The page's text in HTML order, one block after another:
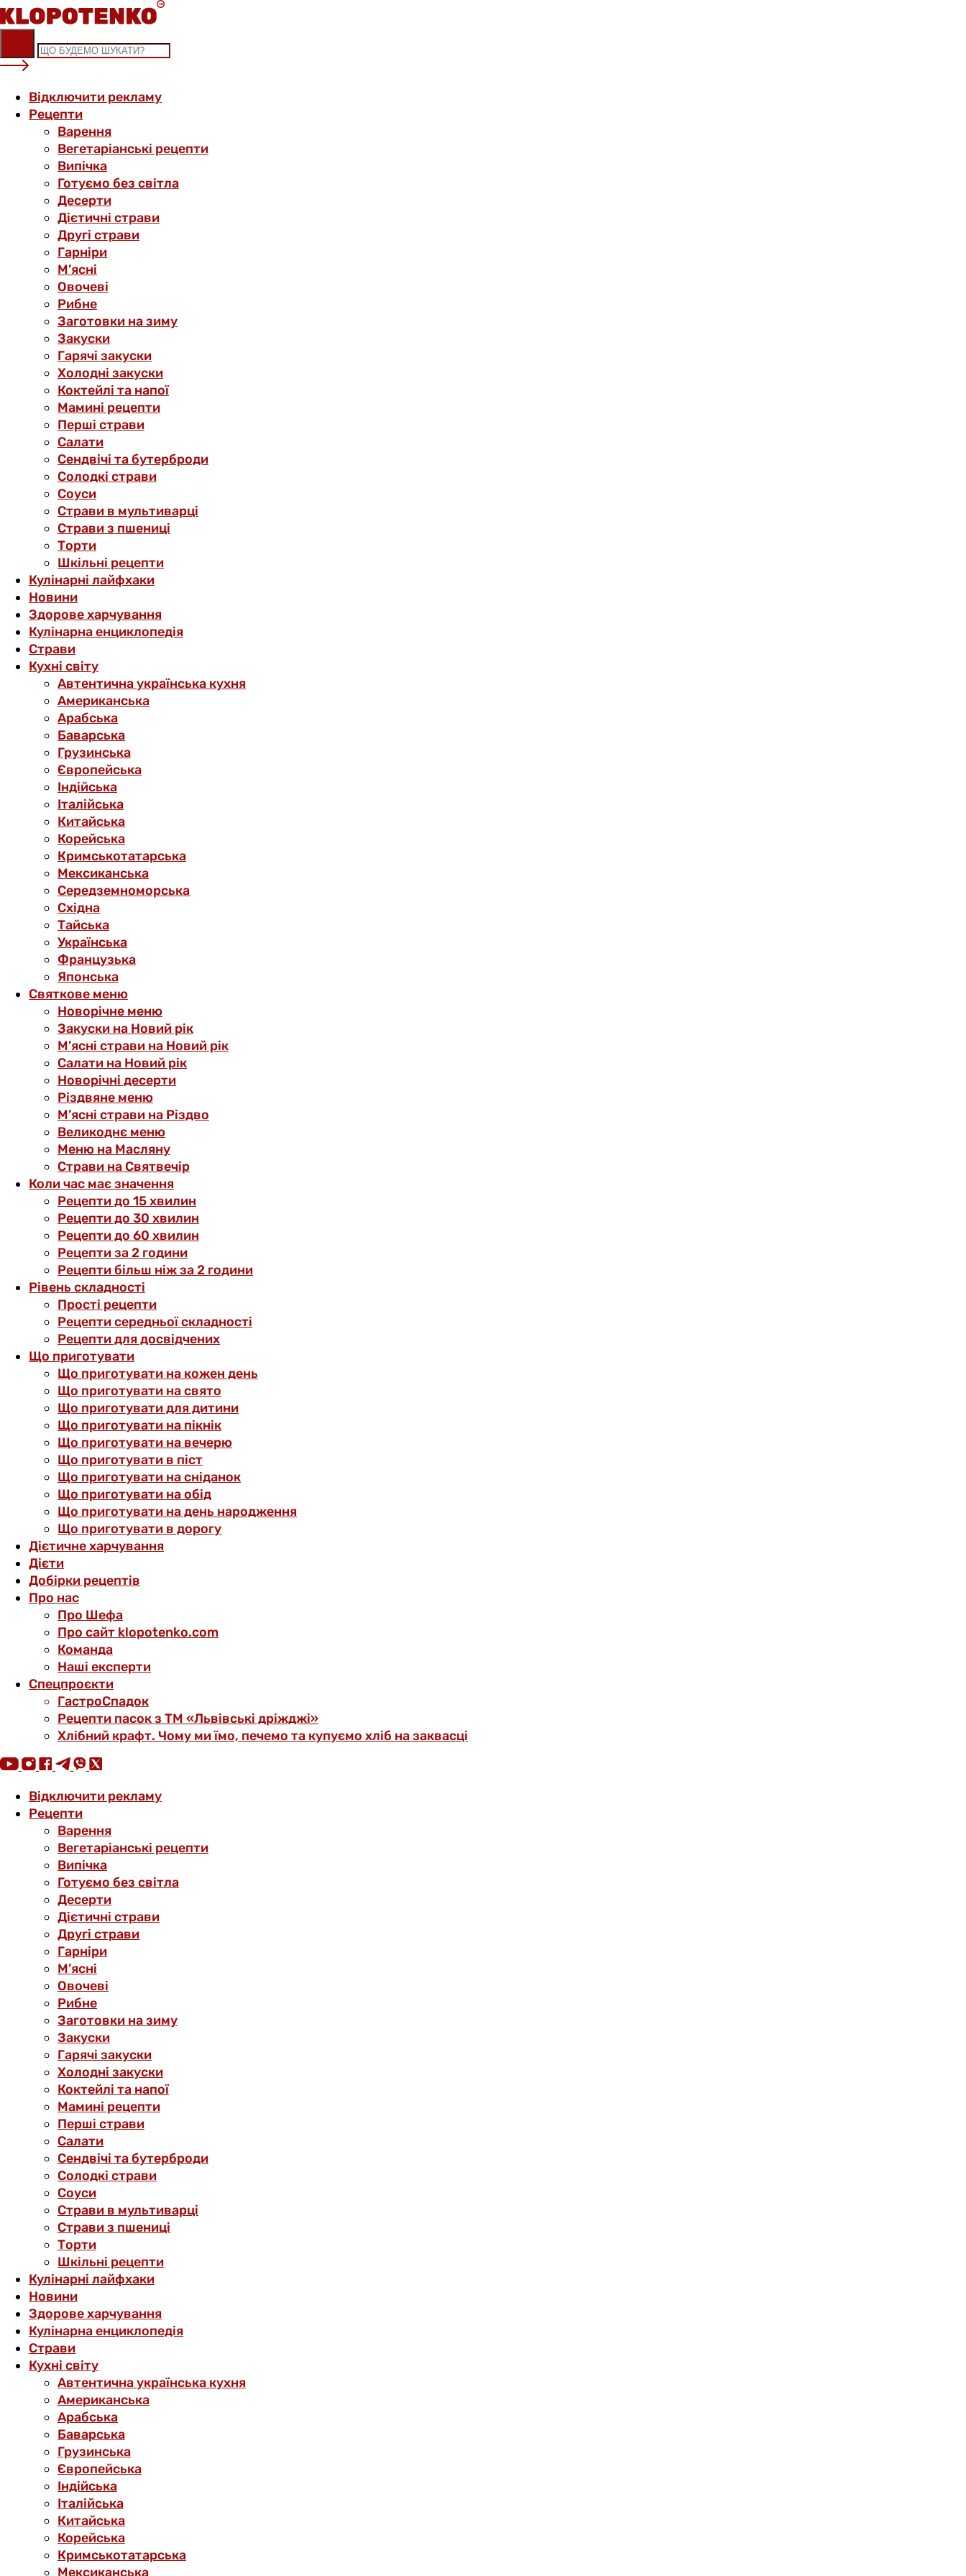
Skip
to
content
Відключити рекламу
Рецепти
Варення
Вегетаріанські рецепти
Випічка
Готуємо без світла
Десерти
Дієтичні страви
Другі страви
Гарніри
М’ясні
Овочеві
Рибне
Заготовки на зиму
Закуски
Гарячі закуски
Холодні закуски
Коктейлі та напої
Мамині рецепти
Перші страви
Салати
Сендвічі та бутерброди
Солодкі страви
Соуси
Страви в мультиварці
Страви з пшениці
Торти
Шкільні рецепти
Кулінарні лайфхаки
Новини
Здорове харчування
Кулінарна енциклопедія
Страви
Кухні світу
Автентична українська кухня
Американська
Арабська
Баварська
Грузинська
Європейська
Індійська
Італійська
Китайська
Корейська
Кримськотатарська
Мексиканська
Середземноморська
Східна
Тайська
Українська
Французька
Японська
Святкове меню
Новорічне меню
Закуски на Новий рік
М’ясні страви на Новий рік
Салати на Новий рік
Новорічні десерти
Різдвяне меню
М’ясні страви на Різдво
Великоднє меню
Меню на Масляну
Страви на Святвечір
Коли час має значення
Рецепти до 15 хвилин
Рецепти до 30 хвилин
Рецепти до 60 хвилин
Рецепти за 2 години
Рецепти більш ніж за 2 години
Рівень складності
Прості рецепти
Рецепти середньої складності
Рецепти для досвідчених
Що приготувати
Що приготувати на кожен день
Що приготувати на свято
Що приготувати для дитини
Що приготувати на пікнік
Що приготувати на вечерю
Що приготувати в піст
Що приготувати на сніданок
Що приготувати на обід
Що приготувати на день народження
Що приготувати в дорогу
Дієтичне харчування
Дієти
Добірки рецептів
Про нас
Про Шефа
Про сайт klopotenko.com
Команда
Наші експерти
Спецпроєкти
ГастроСпадок
Рецепти пасок з ТМ «Львівські дріжджі»
Хлібний крафт. Чому ми їмо, печемо та купуємо хліб на заквасці
Відключити рекламу
Рецепти
Варення
Вегетаріанські рецепти
Випічка
Готуємо без світла
Десерти
Дієтичні страви
Другі страви
Гарніри
М’ясні
Овочеві
Рибне
Заготовки на зиму
Закуски
Гарячі закуски
Холодні закуски
Коктейлі та напої
Мамині рецепти
Перші страви
Салати
Сендвічі та бутерброди
Солодкі страви
Соуси
Страви в мультиварці
Страви з пшениці
Торти
Шкільні рецепти
Кулінарні лайфхаки
Новини
Здорове харчування
Кулінарна енциклопедія
Страви
Кухні світу
Автентична українська кухня
Американська
Арабська
Баварська
Грузинська
Європейська
Індійська
Італійська
Китайська
Корейська
Кримськотатарська
Мексиканська